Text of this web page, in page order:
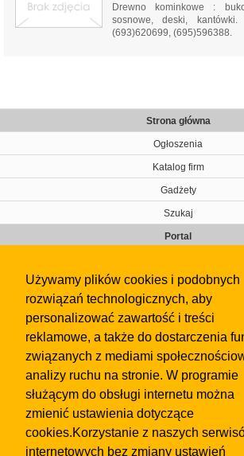
Używamy plików cookies i podobnych
rozwiązań technologicznych, aby
personalizować zawartość i treści
reklamowe, a także do dostarczenia
związanych z mediami
analizy ruchu na stronie. W programie
służącym do obsługi internetu można
zmienić ustawienia dotyczące
cookies.Korzystanie z naszych
internetowych bez zmiany ustawień
Drewno kominkowe :
sosnowe, deski, kantówki.
(693)620699, (695)596388.
Strona główna
Ogłoszenia
Katalog firm
Gadżety
Szukaj
Portal
Kontakt
Regulamin
Gazeta
Olkusz
Kontakt
Strefa dla biznesu
Biura nieruchomości